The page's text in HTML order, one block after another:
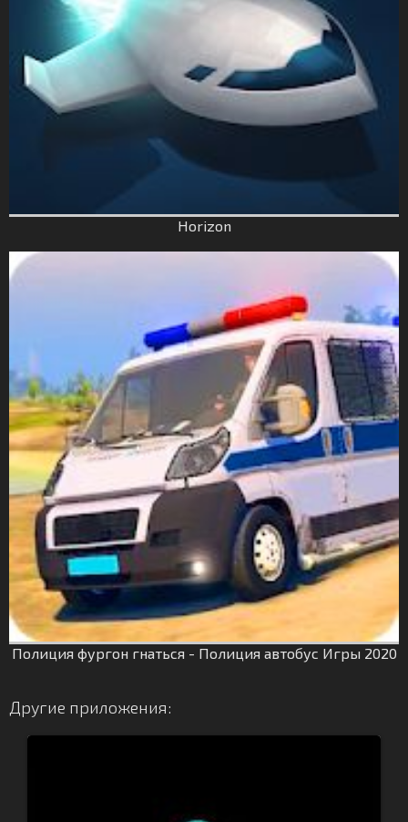
Horizon
Полиция фургон гнаться - Полиция автобус Игры 2020
Другие приложения: